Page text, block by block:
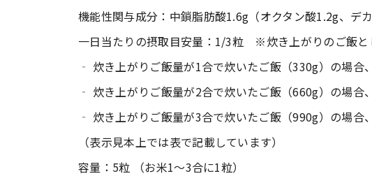
機能性関与成分：中鎖脂肪酸1.6g（オクタン酸1.2g、デ
一日当たりの摂取目安量：1/3粒 ※炊き上がりのご飯と
‐ 炊き上がりご飯量が1合で炊いたご飯（330g）の場合
‐ 炊き上がりご飯量が2合で炊いたご飯（660g）の場合
‐ 炊き上がりご飯量が3合で炊いたご飯（990g）の場合
（表示見本上では表で記載しています）
容量：5粒 （お米1〜3合に1粒）